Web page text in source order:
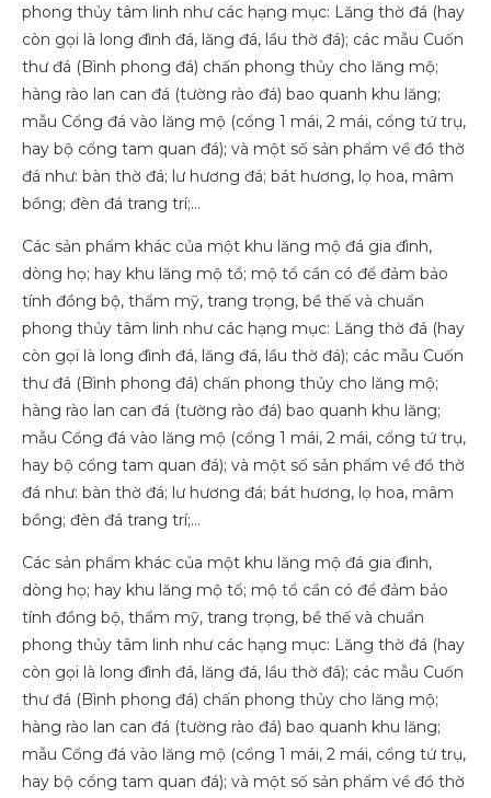
phong thủy tâm linh như các hạng mục: Lăng thờ đá (hay
còn gọi là long đình đá, lăng đá, lầu thờ đá); các mẫu Cuốn
thư đá (Bình phong đá) chấn phong thủy cho lăng mộ;
hàng rào lan can đá (tường rào đá) bao quanh khu lăng;
mẫu Cổng đá vào lăng mộ (cổng 1 mái, 2 mái, cổng tứ trụ,
hay bộ cổng tam quan đá); và một số sản phẩm về đồ thờ
đá như: bàn thờ đá; lư hương đá; bát hương, lọ hoa, mâm
bồng; đèn đá trang trí;…
Các sản phẩm khác của một khu lăng mộ đá gia đình,
dòng họ; hay khu lăng mộ tổ; mộ tổ cần có để đảm bảo
tính đồng bộ, thẩm mỹ, trang trọng, bề thế và chuẩn
phong thủy tâm linh như các hạng mục: Lăng thờ đá (hay
còn gọi là long đình đá, lăng đá, lầu thờ đá); các mẫu Cuốn
thư đá (Bình phong đá) chấn phong thủy cho lăng mộ;
hàng rào lan can đá (tường rào đá) bao quanh khu lăng;
mẫu Cổng đá vào lăng mộ (cổng 1 mái, 2 mái, cổng tứ trụ,
hay bộ cổng tam quan đá); và một số sản phẩm về đồ thờ
đá như: bàn thờ đá; lư hương đá; bát hương, lọ hoa, mâm
bồng; đèn đá trang trí;…
Các sản phẩm khác của một khu lăng mộ đá gia đình,
dòng họ; hay khu lăng mộ tổ; mộ tổ cần có để đảm bảo
tính đồng bộ, thẩm mỹ, trang trọng, bề thế và chuẩn
phong thủy tâm linh như các hạng mục: Lăng thờ đá (hay
còn gọi là long đình đá, lăng đá, lầu thờ đá); các mẫu Cuốn
thư đá (Bình phong đá) chấn phong thủy cho lăng mộ;
hàng rào lan can đá (tường rào đá) bao quanh khu lăng;
mẫu Cổng đá vào lăng mộ (cổng 1 mái, 2 mái, cổng tứ trụ,
hay bộ cổng tam quan đá); và một số sản phẩm về đồ thờ